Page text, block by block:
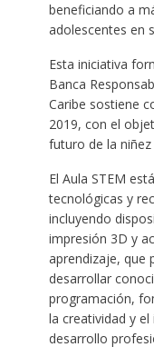
beneficiando a
adolescentes en
Esta iniciativa
Banca
Caribe sostiene
2019, con el
futuro de la
El Aula STEM
tecnológicas y
incluyendo
impresión 3D y
aprendizaje, que
desarrollar
programación,
la creatividad y
desarrollo